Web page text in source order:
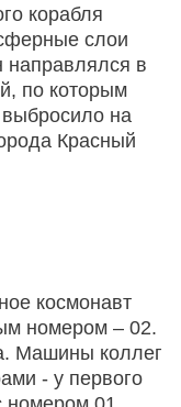
корабля
слои
в
по которым
на
Красный
космонавт
номером – 02.
Машины коллег
- у первого